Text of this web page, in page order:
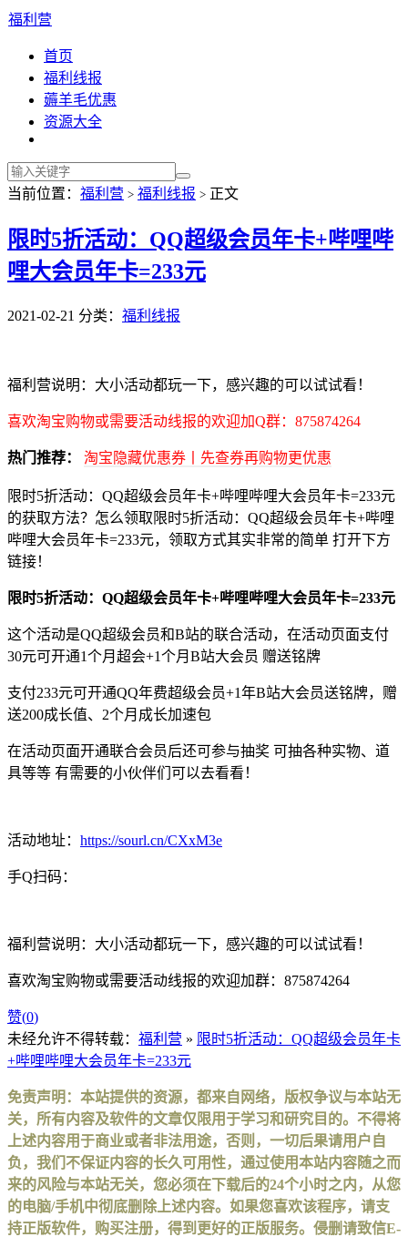
福利营
首页
福利线报
薅羊毛优惠
资源大全
当前位置： 福利营 > 福利线报 > 正文
限时5折活动：QQ超级会员年卡+哔哩哔
哩大会员年卡=233元
2021-02-21 分类： 福利线报
福利营说明：大小活动都玩一下，感兴趣的可以试试看！
喜欢淘宝购物或需要活动线报的欢迎加Q群：875874264
热门推荐： 淘宝隐藏优惠券丨先查券再购物更优惠
限时5折活动：QQ超级会员年卡+哔哩哔哩大会员年卡=233元
的获取方法？怎么领取限时5折活动：QQ超级会员年卡+哔哩
哔哩大会员年卡=233元，领取方式其实非常的简单 打开下方
链接！
限时5折活动：QQ超级会员年卡+哔哩哔哩大会员年卡=233元
这个活动是QQ超级会员和B站的联合活动，在活动页面支付
30元可开通1个月超会+1个月B站大会员 赠送铭牌
支付233元可开通QQ年费超级会员+1年B站大会员送铭牌，赠
送200成长值、2个月成长加速包
在活动页面开通联合会员后还可参与抽奖 可抽各种实物、道
具等等 有需要的小伙伴们可以去看看！
活动地址： https://sourl.cn/CXxM3e
手Q扫码：
福利营说明：大小活动都玩一下，感兴趣的可以试试看！
喜欢淘宝购物或需要活动线报的欢迎加群：875874264
赞(0)
未经允许不得转载： 福利营 » 限时5折活动：QQ超级会员年卡
+哔哩哔哩大会员年卡=233元
免责声明：本站提供的资源，都来自网络，版权争议与本站无
关，所有内容及软件的文章仅限用于学习和研究目的。不得将
上述内容用于商业或者非法用途，否则，一切后果请用户自
负，我们不保证内容的长久可用性，通过使用本站内容随之而
来的风险与本站无关，您必须在下载后的24个小时之内，从您
的电脑/手机中彻底删除上述内容。如果您喜欢该程序，请支
持正版软件，购买注册，得到更好的正版服务。侵删请致信E-